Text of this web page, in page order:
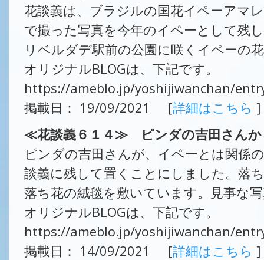
花談義は、ブラジルの国花イペーアマ
で撮った写真を今年のイペーとして残
リベルダデ駅前の公園に咲くイペーの
オリジナルBLOGは、下記です。
https://ameblo.jp/yoshijiwanchan/
掲載日： 19/09/2021 [詳細はこちら ]
≪花談義６１４≫ ピンダの吉田さんか
ピンダの吉田さんが、イペーとは関係
談義に残して置くことにしました。落
落ち花の絨毯を敷いています。見事な
オリジナルBLOGは、下記です。
https://ameblo.jp/yoshijiwanchan/
掲載日： 14/09/2021 [詳細はこちら ]